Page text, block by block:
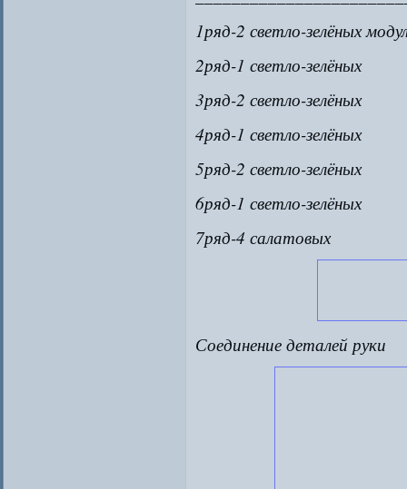
1ряд-2 светло-зелёных
2ряд-1 светло-зелёных
3ряд-2 светло-зелёных
4ряд-1 светло-зелёных
5ряд-2 светло-зелёных
6ряд-1 светло-зелёных
7ряд-4 салатовых
Соединение деталей руки